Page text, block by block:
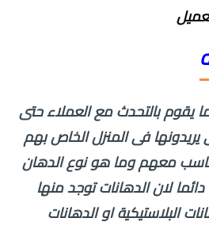
يقوم بالتحدث مع العملاء حتى
يريدونها فى المنزل الخاص بهم
معهم وما هو نوع الدهان
لان الدهانات توجد منها
البلاستيكية او الدهانات